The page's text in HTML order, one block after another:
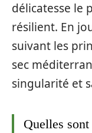
délicatesse le
résilient. En
suivant les
sec
singularité et
Quelles